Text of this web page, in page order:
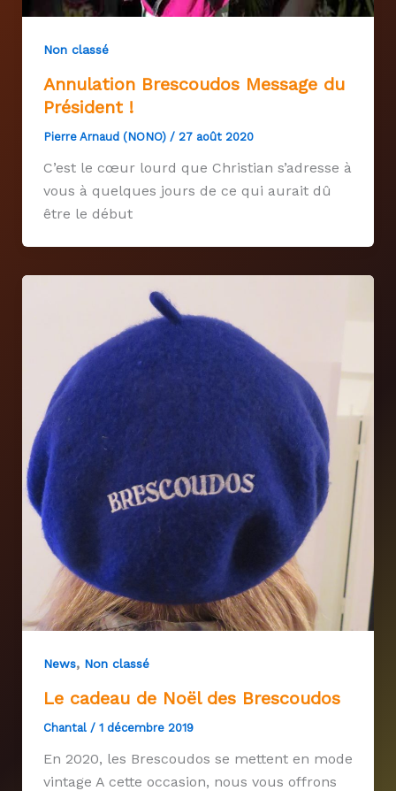
Non classé
Annulation Brescoudos Message du
Président !
Pierre Arnaud (NONO) / 27 août 2020
C’est le cœur lourd que Christian s’adresse à
vous à quelques jours de ce qui aurait dû
être le début
News, Non classé
Le cadeau de Noël des Brescoudos
Chantal / 1 décembre 2019
En 2020, les Brescoudos se mettent en mode
vintage A cette occasion, nous vous offrons